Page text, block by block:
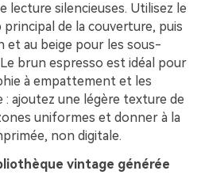
lecture silencieuses. Utilisez le
de la couverture, puis
et au beige pour les sous-
brun espresso est idéal pour
à empattement et les
ajoutez une légère texture de
uniformes et donner à la
non digitale.
vintage générée